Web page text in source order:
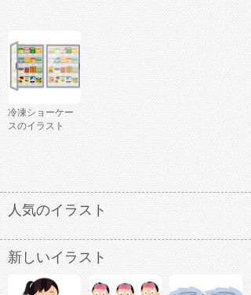
冷凍ショーケー
スのイラスト
人気のイラスト
新しいイラスト